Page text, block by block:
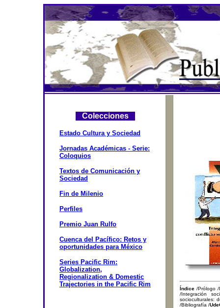
Colecciones
Estado Cultura y Sociedad
Jornadas Académicas - Serie:
Coloquios
Textos de Comunicación y
Sociedad
Fin de Milenio
Perfiles
Premio Juan Rulfo
Cuenca del Pacífico: Retos y
oportunidades para México
Series Pacific Rim:
Globalization,
Regionalization & Domestic
Trajectories in the Pacific Rim
Índice /Prólogo
/Integración
socioculturales:
/Bibliografía /